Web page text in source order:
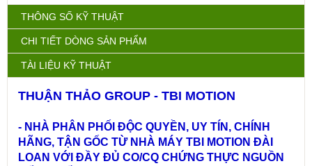
THÔNG SỐ KỸ THUẬT
CHI TIẾT DÒNG SẢN PHẨM
TÀI LIỆU KỸ THUẬT
THUẬN THẢO GROUP - TBI MOTION
- NHÀ PHÂN PHỐI ĐỘC QUYỀN, UY TÍN, CHÍNH
HÃNG, TẬN GỐC TỪ NHÀ MÁY TBI MOTION ĐÀI
LOAN VỚI ĐẦY ĐỦ CO/CQ CHỨNG THỰC NGUỒN